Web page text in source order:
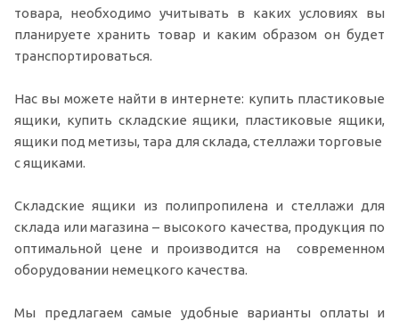
товара, необходимо учитывать в каких условиях вы
планируете хранить товар и каким образом он будет
транспортироваться.
Нас вы можете найти в интернете: купить пластиковые
ящики, купить складские ящики, пластиковые ящики,
ящики под метизы, тара для склада, стеллажи торговые
с ящиками.
Складские ящики из полипропилена и стеллажи для
склада или магазина – высокого качества, продукция по
оптимальной цене и производится на современном
оборудовании немецкого качества.
Мы предлагаем самые удобные варианты оплаты и